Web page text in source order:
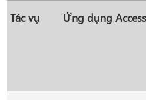
Tác vụ Ứng dụng